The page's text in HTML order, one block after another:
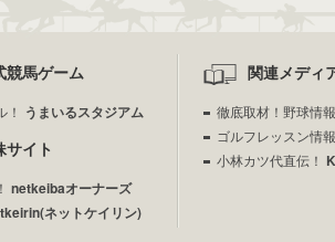
馬ゲーム
うまいるスタジアム
イト
netkeibaオーナーズ
ネットケイリン)
関連メディ
徹底取材！野球情
ゴルフレッスン情
小林カツ代直伝！